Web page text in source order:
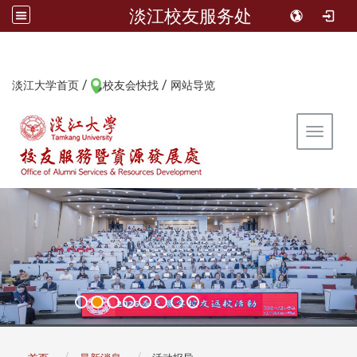
淡江校友服务处
淡江大学首页 / 校友会快找 / 网站导览
Toggle